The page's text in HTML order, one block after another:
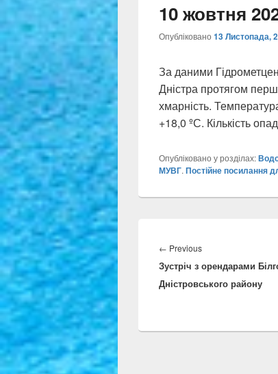
10 жовтня
Опубліковано 13 Листопада,
За даними
Дністра протягом
хмарність.
+18,0 ºС. Кількість
Опубліковано у розділах:
МУВГ. Постійне посилання
записів
← PreviousPrevious
post:
Зустріч з орендарами
Дністровського району